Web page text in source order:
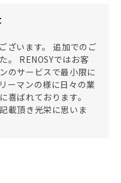
ざいます。 追加でのご
。 RENOSYではお客
のサービスで最小限に
ーマンの様に日々の業
喜ばれております。
載頂き光栄に思いま